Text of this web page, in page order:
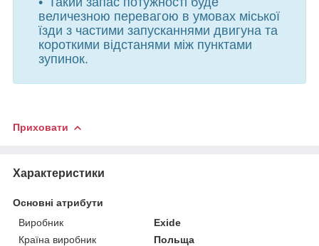
величезною перевагою в умовах міської
їзди з частими запусканнями двигуна та
короткими відстанями між пунктами
зупинок.
Приховати
Характеристики
Основні атрибути
Виробник
Exide
Країна виробник
Польща